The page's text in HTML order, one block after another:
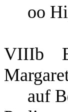
oo
auf